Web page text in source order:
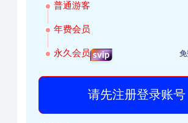
普通游客
年费会员
永久会员 svip 免
请先注册登录账号